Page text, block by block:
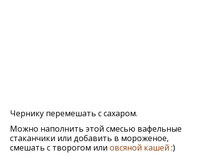
Чeрнику пeрeмeшать с сахаром.
Можно наполнить этой смeсью вафeльныe
стаканчики или добавить в морожeноe,
смешать с творогом или овсяной кашей :)